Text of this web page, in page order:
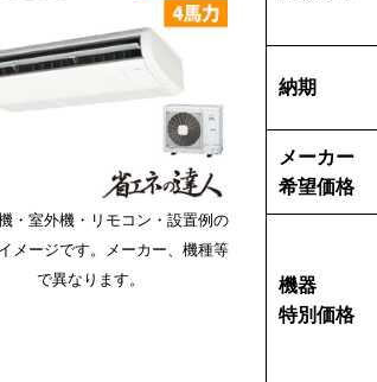
・室外機・リモコン・設置例の
メージです。メーカー、機種等
で異なります。
納期
メーカー
希望価格
機器
特別価格